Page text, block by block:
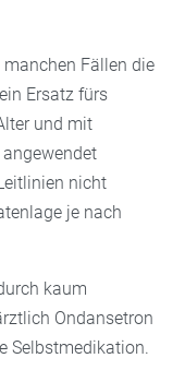
Fällen die
Ersatz fürs
und mit
nicht
je nach
kaum
Ondansetron
Selbstmedikation.